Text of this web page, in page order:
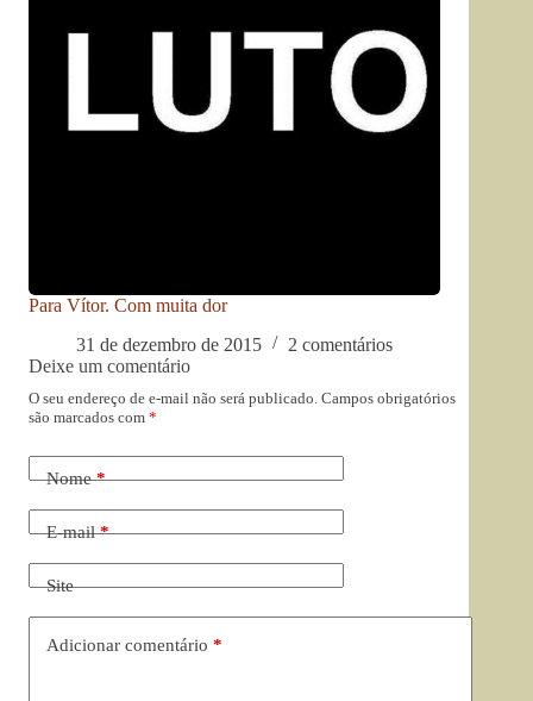
Para Vítor. Com muita dor
31 de dezembro de 2015
2 comentários
Deixe um comentário
O seu endereço de e-mail não será publicado. Campos obrigatórios
são marcados com *
Nome*
E-mail*
Site
Adicionar comentário *